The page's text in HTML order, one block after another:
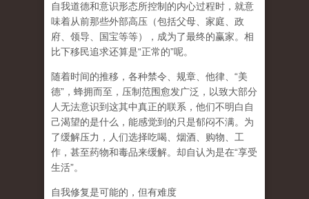
自我道德和意识形态所控制的内心过程时，就意
味着从前那些外部高压（包括父母、家庭、政
府、领导、国宝等等），成为了最终的赢家。相
比下移民追求还算是“正常的”呢。
随着时间的推移，各种禁令、规章、他律、 “美
德” ，蜂拥而至，压制范围愈发广泛，以致大部分
人无法意识到这其中真正的联系，他们不明白自
己渴望的是什么，能感觉到的只是郁闷不满。为
了缓解压力，人们选择吃喝、烟酒、购物、工
作，甚至药物和毒品来缓解。却自认为是在“享受
生活”。
自我修复是可能的，但有难度